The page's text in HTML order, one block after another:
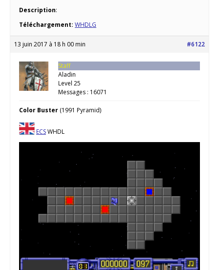
Description:
Téléchargement: WHDLG
13 juin 2017 à 18 h 00 min #6122
Staff
Aladin
Level 25
Messages : 16071
Color Buster (1991 Pyramid)
ECSWHDL